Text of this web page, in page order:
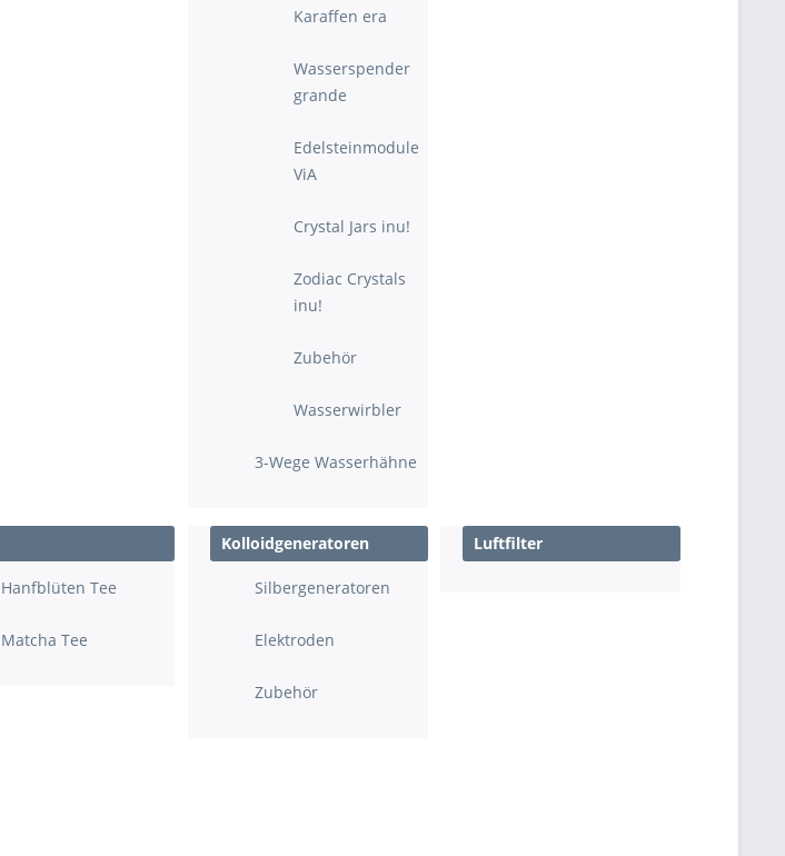
Karaffen era
Wasserspender
grande
Edelsteinmodule
ViA
Crystal Jars inu!
Zodiac Crystals
inu!
Zubehör
Wasserwirbler
3-Wege Wasserhähne
Hanfblüten Tee
Matcha Tee
Kolloidgeneratoren
Silbergeneratoren
Elektroden
Zubehör
Luftfilter